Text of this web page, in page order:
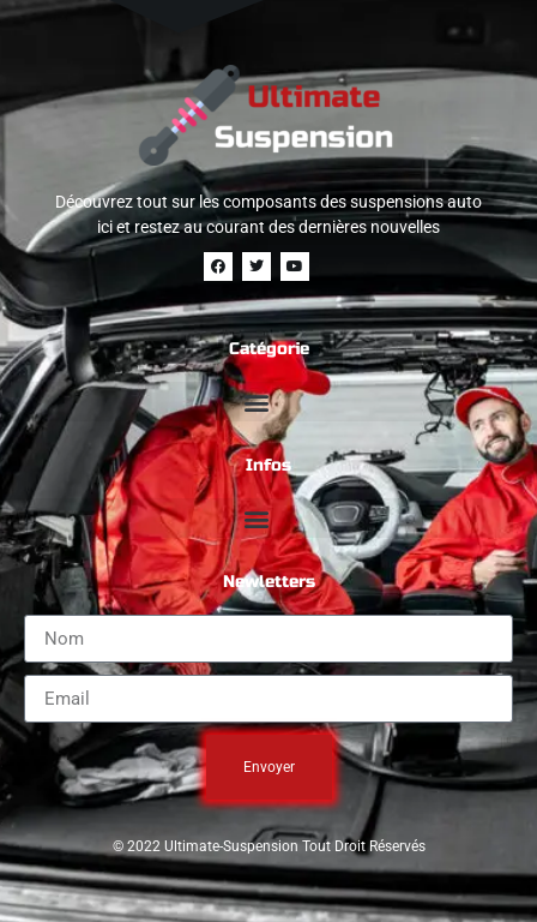
Découvrez tout sur les composants des suspensions auto
ici et restez au courant des dernières nouvelles
Catégorie
Infos
Newletters
Envoyer
© 2022 Ultimate-Suspension Tout Droit Réservés